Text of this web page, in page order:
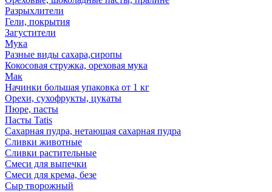
Разрыхлители
Гели, покрытия
Загустители
Мука
Разные виды сахара,сиропы
Кокосовая стружка, ореховая мука
Мак
Начинки большая упаковка от 1 кг
Орехи, сухофрукты, цукаты
Пюре, пасты
Пасты Tatis
Сахарная пудра, нетающая сахарная пудра
Сливки животные
Сливки растительные
Смеси для выпечки
Смеси для крема, безе
Сыр творожный